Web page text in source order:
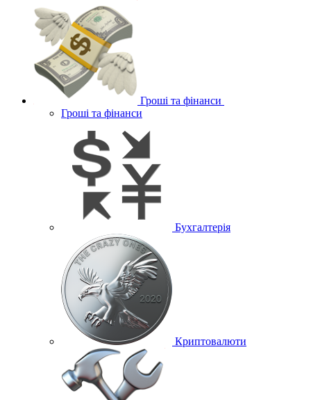
Гроші та фінанси
Гроші та фінанси
Бухгалтерія
Криптовалюти